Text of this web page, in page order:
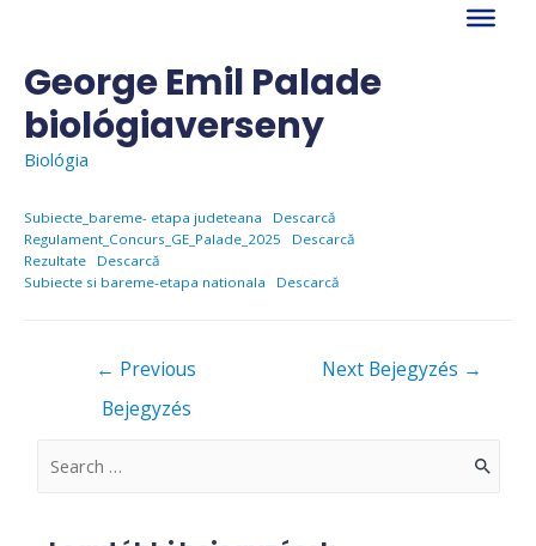
contentGeorge Emil Palade
biológiaverseny
Biológia
Subiecte_bareme- etapa judeteana
Descarcă
Regulament_Concurs_GE_Palade_2025
Descarcă
Rezultate
Descarcă
Subiecte si bareme-etapa nationala
Descarcă
← Previous
Bejegyzés
Next Bejegyzés →
S